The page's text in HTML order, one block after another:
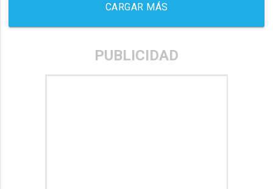
CARGAR MÁS
PUBLICIDAD